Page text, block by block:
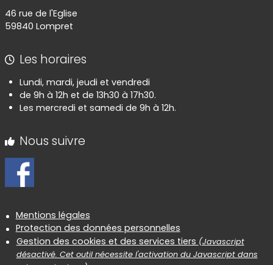
46 rue de l'Eglise
59840 Lompret
Les horaires
Lundi, mardi, jeudi et vendredi
de 9h à 12h et de 13h30 à 17h30.
Les mercredi et samedi de 9h à 12h.
Nous suivre
Informations réglementaires
Mentions légales
Protection des données personnelles
Gestion des cookies et des services tiers (Javascript
désactivé. Cet outil nécessite l'activation du Javascript dans